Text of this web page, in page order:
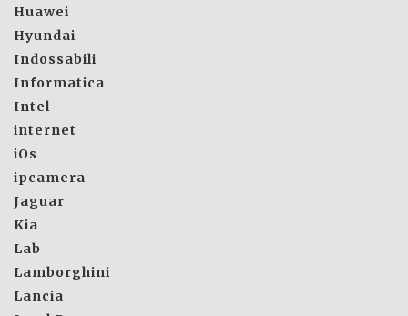
Huawei
Hyundai
Indossabili
Informatica
Intel
internet
iOs
ipcamera
Jaguar
Kia
Lab
Lamborghini
Lancia